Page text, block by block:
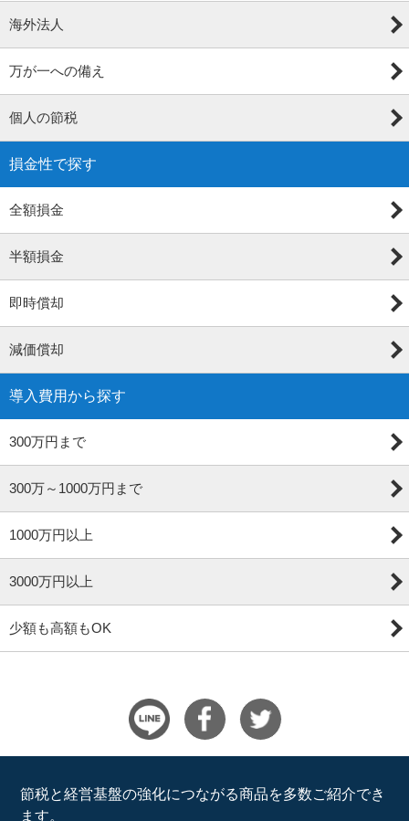
海外法人
万が一への備え
個人の節税
損金性で探す
全額損金
半額損金
即時償却
減価償却
導入費用から探す
300万円まで
300万～1000万円まで
1000万円以上
3000万円以上
少額も高額もOK
節税と経営基盤の強化につながる商品を多数ご紹介でき
ます。